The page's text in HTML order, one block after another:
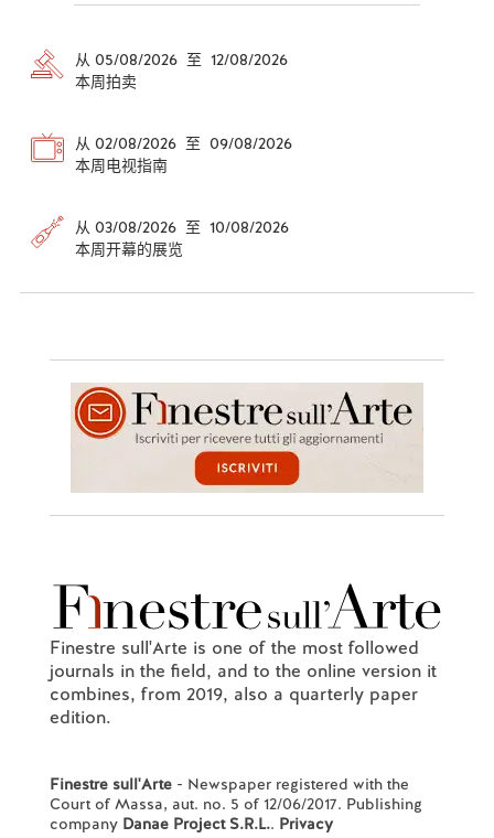
从 05/08/2026 至 12/08/2026
本周拍卖
从 02/08/2026 至 09/08/2026
本周电视指南
从 03/08/2026 至 10/08/2026
本周开幕的展览
Finestre sull'Arte is one of the most followed
journals in the field, and to the online version it
combines, from 2019, also a quarterly paper
edition.
Finestre sull'Arte- Newspaper registered with the
Court of Massa, aut. no. 5 of 12/06/2017. Publishing
company Danae Project S.R.L.. Privacy